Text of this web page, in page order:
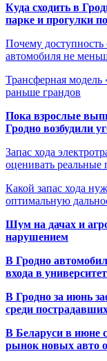
Куда сходить в
парке и прогулки
Почему
автомобиля не
Трансферная модель
раньше грандов
Пока взрослые
Гродно возбудили
Запас хода
оценивать реальные
Какой запас хода
оптимальную
Шум на дачах и
нарушением
В Гродно
входа в университет
В Гродно за июнь
среди
В Беларуси в июне
рынок новых авто